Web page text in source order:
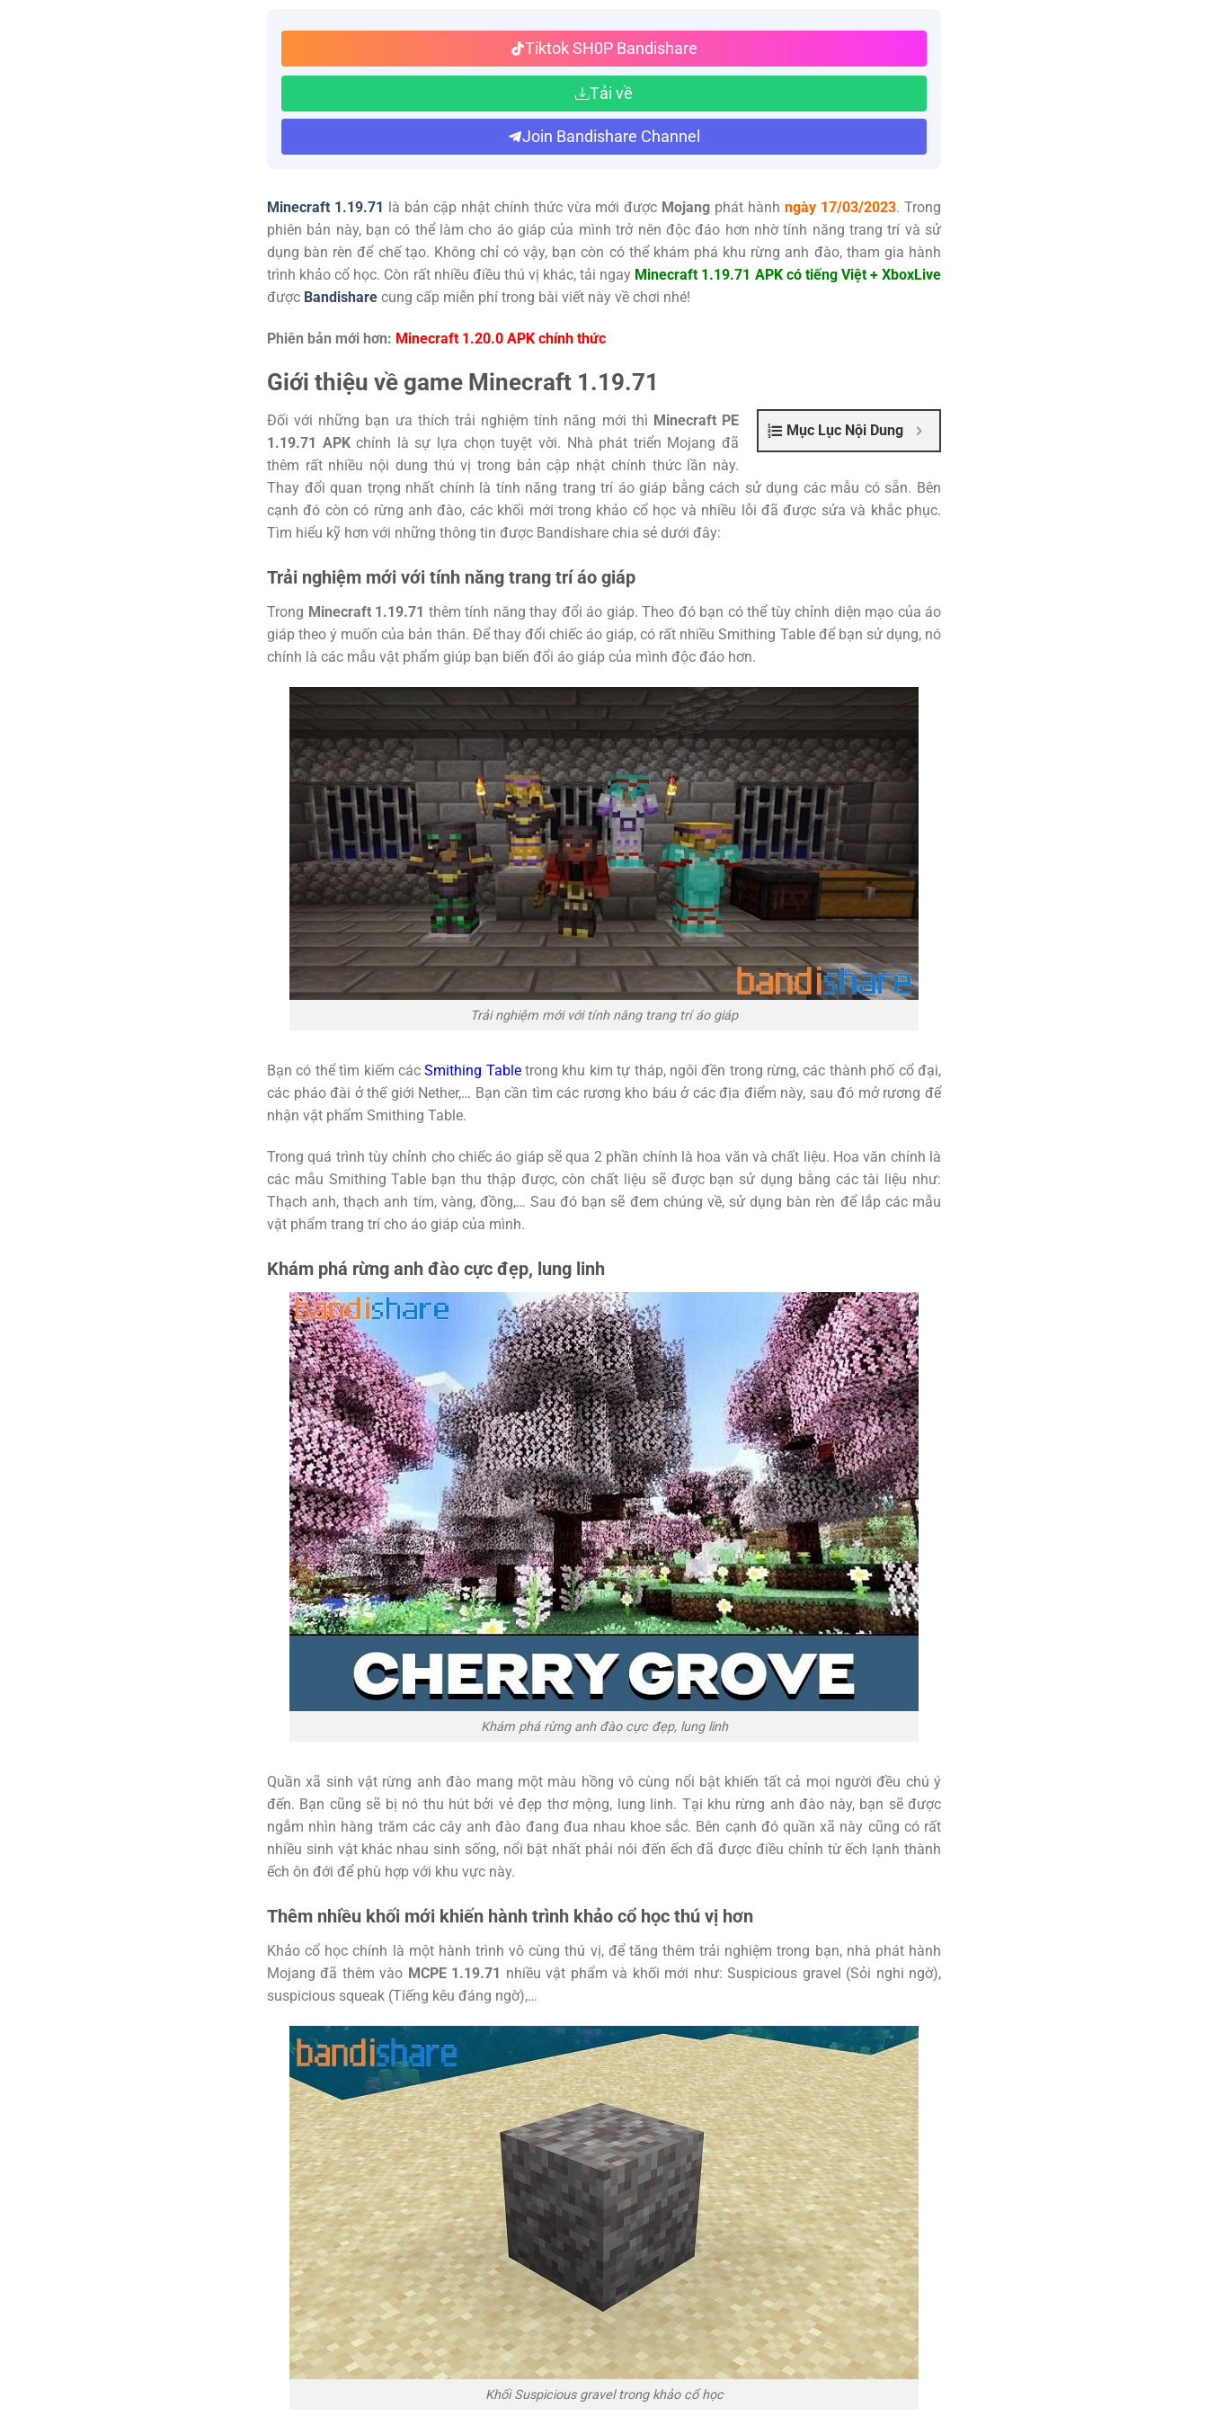
Tiktok SH0P Bandishare
Tải về
Join Bandishare Channel
Minecraft 1.19.71 là bản cập nhật chính thức vừa mới được Mojang phát hànhngày 17/03/2023. Trong
phiên bản này, bạn có thể làm cho áo giáp của mình trở nên độc đáo hơn nhờ tính năng trang trí và sử
dụng bàn rèn để chế tạo. Không chỉ có vậy, bạn còn có thể khám phá khu rừng anh đào, tham gia hành
trình khảo cổ học. Còn rất nhiều điều thú vị khác, tải ngay Minecraft 1.19.71 APK có tiếng Việt + XboxLive
được Bandishare cung cấp miễn phí trong bài viết này về chơi nhé!
Phiên bản mới hơn: Minecraft 1.20.0 APK chính thức
Giới thiệu về game Minecraft 1.19.71
Mục Lục Nội Dung
Đối với những bạn ưa thích trải nghiệm tính năng mới thì Minecraft PE
1.19.71 APKchính là sự lựa chọn tuyệt vời. Nhà phát triển Mojang đã
thêm rất nhiều nội dung thú vị trong bản cập nhật chính thức lần này.
Thay đổi quan trọng nhất chính là tính năng trang trí áo giáp bằng cách sử dụng các mẫu có sẵn. Bên
cạnh đó còn có rừng anh đào, các khối mới trong khảo cổ học và nhiều lỗi đã được sửa và khắc phục.
Tìm hiểu kỹ hơn với những thông tin được Bandishare chia sẻ dưới đây:
Trải nghiệm mới với tính năng trang trí áo giáp
Trong Minecraft 1.19.71 thêm tính năng thay đổi áo giáp. Theo đó bạn có thể tùy chỉnh diện mạo của áo
giáp theo ý muốn của bản thân. Để thay đổi chiếc áo giáp, có rất nhiều Smithing Table để bạn sử dụng, nó
chính là các mẫu vật phẩm giúp bạn biến đổi áo giáp của mình độc đáo hơn.
Trải nghiệm mới với tính năng trang trí áo giáp
Bạn có thể tìm kiếm cácSmithing Tabletrong khu kim tự tháp, ngôi đền trong rừng, các thành phố cổ đại,
các pháo đài ở thế giới Nether,… Bạn cần tìm các rương kho báu ở các địa điểm này, sau đó mở rương để
nhận vật phẩm Smithing Table.
Trong quá trình tùy chỉnh cho chiếc áo giáp sẽ qua 2 phần chính là hoa văn và chất liệu. Hoa văn chính là
các mẫu Smithing Table bạn thu thập được, còn chất liệu sẽ được bạn sử dụng bằng các tài liệu như:
Thạch anh, thạch anh tím, vàng, đồng,… Sau đó bạn sẽ đem chúng về, sử dụng bàn rèn để lắp các mẫu
vật phẩm trang trí cho áo giáp của mình.
Khám phá rừng anh đào cực đẹp, lung linh
Khám phá rừng anh đào cực đẹp, lung linh
Quần xã sinh vật rừng anh đào mang một màu hồng vô cùng nổi bật khiến tất cả mọi người đều chú ý
đến. Bạn cũng sẽ bị nó thu hút bởi vẻ đẹp thơ mộng, lung linh. Tại khu rừng anh đào này, bạn sẽ được
ngắm nhìn hàng trăm các cây anh đào đang đua nhau khoe sắc. Bên cạnh đó quần xã này cũng có rất
nhiều sinh vật khác nhau sinh sống, nổi bật nhất phải nói đến ếch đã được điều chỉnh từ ếch lạnh thành
ếch ôn đới để phù hợp với khu vực này.
Thêm nhiều khối mới khiến hành trình khảo cổ học thú vị hơn
Khảo cổ học chính là một hành trình vô cùng thú vị, để tăng thêm trải nghiệm trong bạn, nhà phát hành
Mojang đã thêm vào MCPE 1.19.71 nhiều vật phẩm và khối mới như: Suspicious gravel (Sỏi nghi ngờ),
suspicious squeak (Tiếng kêu đáng ngờ),…
Khối Suspicious gravel trong khảo cổ học